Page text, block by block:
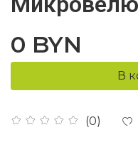
(0)
0 BYN
В